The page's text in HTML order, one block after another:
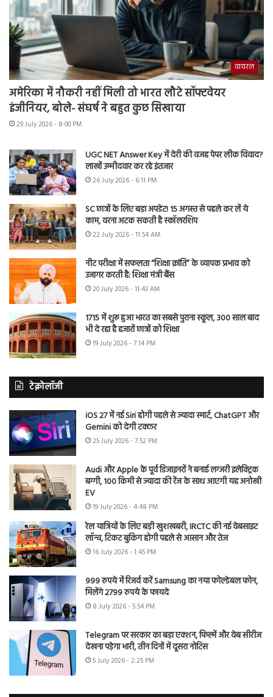
वायरल
अमेरिका में नौकरी नहीं मिली तो भारत लौटे सॉफ्टवेयर
इंजीनियर, बोले- संघर्ष ने बहुत कुछ सिखाया
29 July 2026 - 8:00 PM
UGC NET Answer Key में देरी की वजह पेपर लीक विवाद?
लाखों उम्मीदवार कर रहे इंतजार
26 July 2026 - 6:11 PM
SC छात्रों के लिए बड़ा अपडेट! 15 अगस्त से पहले कर लें ये
काम, वरना अटक सकती है स्कॉलरशिप
22 July 2026 - 11:54 AM
नीट परीक्षा में सफलता “शिक्षा क्रांति” के व्यापक प्रभाव को
उजागर करती है: शिक्षा मंत्री बैंस
20 July 2026 - 11:43 AM
1715 में शुरू हुआ भारत का सबसे पुराना स्कूल, 300 साल बाद
भी दे रहा है हजारों छात्रों को शिक्षा
19 July 2026 - 7:14 PM
टेक्नोलॉजी
iOS 27 में नई Siri होगी पहले से ज्यादा स्मार्ट, ChatGPT और
Gemini को देगी टक्कर
25 July 2026 - 7:52 PM
Audi और Apple के पूर्व डिजाइनरों ने बनाई लग्जरी इलेक्ट्रिक
बग्गी, 100 किमी से ज्यादा की रेंज के साथ आएगी यह अनोखी
EV
19 July 2026 - 4:48 PM
रेल यात्रियों के लिए बड़ी खुशखबरी, IRCTC की नई वेबसाइट
लॉन्च, टिकट बुकिंग होगी पहले से आसान और तेज
16 July 2026 - 1:45 PM
999 रुपये में रिजर्व करें Samsung का नया फोल्डेबल फोन,
मिलेंगे 2799 रुपये के फायदे
8 July 2026 - 5:54 PM
Telegram पर सरकार का बड़ा एक्शन, फिल्में और वेब सीरीज
देखना पड़ेगा भारी, तीन दिनों में दूसरा नोटिस
5 July 2026 - 2:25 PM